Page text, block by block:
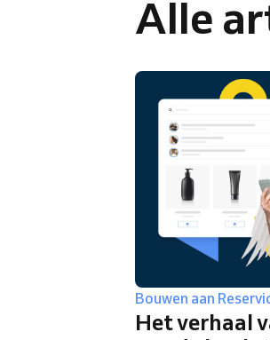
Omnichannel
boekingsoplossing
Alle
Bouwen aan
Het verhaal